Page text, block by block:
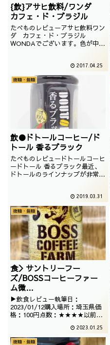
{飲}アサヒ飲料/ワンダ
カフェ・ド・ブラジル
たべものレビューアサヒ飲料ワン
ダ カフェ・ド・ブラジル
WONDAでございます。色が中々
2017.04.25
微糖・無糖
飲●ドトールコーヒー/ド
トール 香るブラック
たべものレビュードトールコーヒ
ードトール 香るブラック最近、
ドトールのラインナップが非常に
ル純正です。撮影日は2019年02
月
2019.03.31
微糖・無糖
食＞サントリーフー
ズ/BOSSコーヒーファー
ム微
糖/4901777258464/2023
/01/12
▶飲食レビュー執筆日：
2023/01/12購入場所：埼玉県価
格：100円点数：★★★★以前紹
グセラーなローソン限定ボスで
す。ということでいただきます。
2023.01.25
微糖・無糖